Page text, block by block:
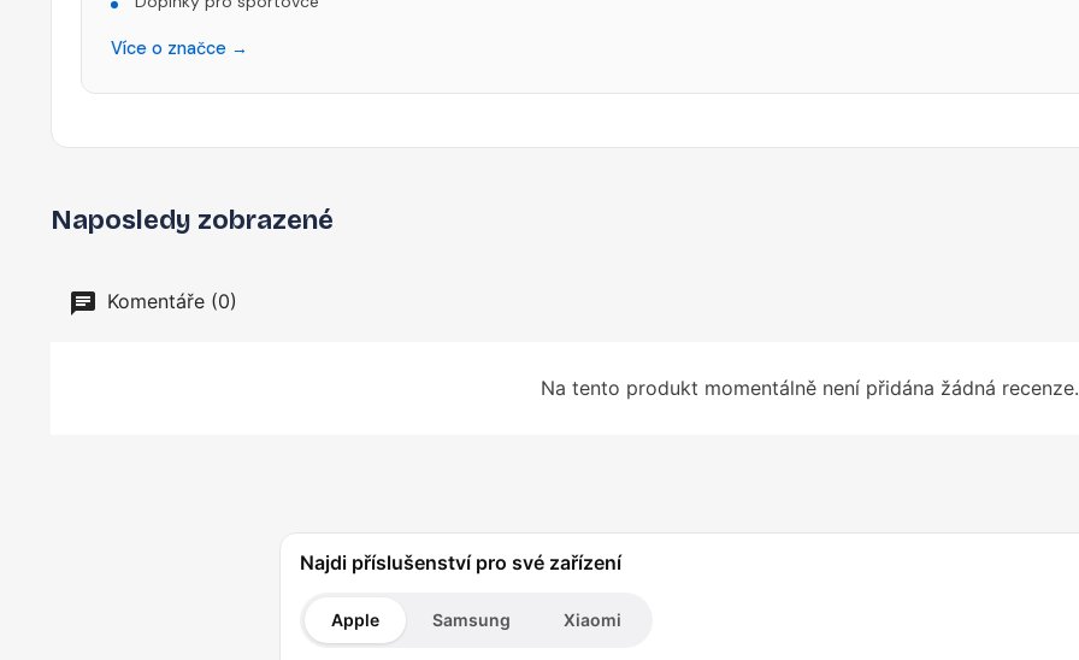
Více o značce →
Naposledy zobrazené
Komentáře (0)
Na tento produkt momentálně není přidána žádná recenze.
Najdi příslušenství pro své zařízení
Apple Samsung Xiaomi